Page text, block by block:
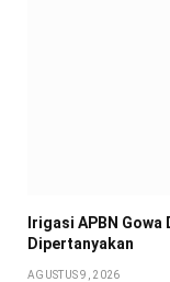
Irigasi APBN
Dipertanyakan
AGUSTUS 9, 2026